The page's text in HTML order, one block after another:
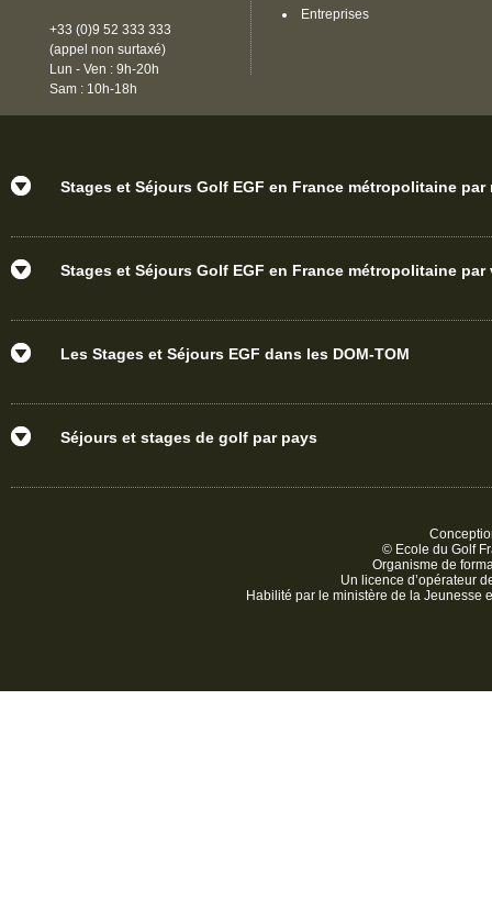
+33 (0)9 52 333 333
(appel non surtaxé)
Lun - Ven : 9h-20h
Sam : 10h-18h
Entreprises
Stages et Séjours Golf EGF en France métropolitaine par
Stages et Séjours Golf EGF en France métropolitaine par
Les Stages et Séjours EGF dans les DOM-TOM
Séjours et stages de golf par pays
© Ecole du Golf
Organisme de
Un licence d’opérateur
Habilité par le ministère de la Jeunesse